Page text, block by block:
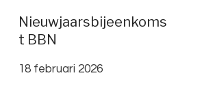
Nieuwjaarsbijeenkoms
t BBN
18 februari 2026